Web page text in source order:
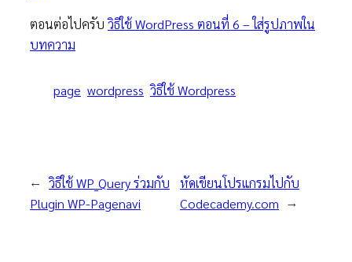
ตอนต่อไปครับวิธีใช้ WordPress ตอนที่ 6 – ใส่รูปภาพใน
บทความ
page wordpress วิธีใช้ Wordpress
← วิธีใช้ WP_Query ร่วมกับ
Plugin WP-Pagenavi
หัดเขียนโปรแกรมไปกับ
Codecademy.com →